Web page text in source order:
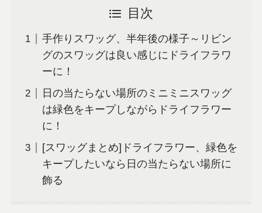
目次
手作りスワッグ、半年後の様子～リビン
グのスワッグは良い感じにドライフラワ
ーに！
日の当たらない場所のミニミニスワッグ
は緑色をキープしながらドライフラワー
に！
[スワッグまとめ]ドライフラワー、緑色を
キープしたいなら日の当たらない場所に
飾る